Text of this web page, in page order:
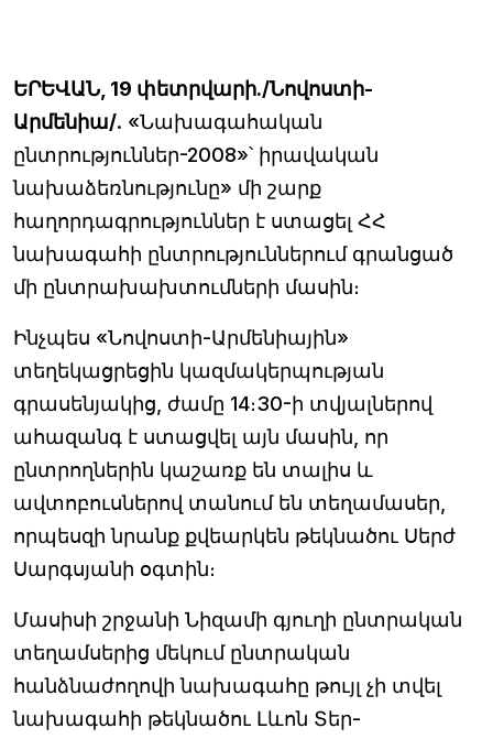
ԵՐԵՎԱՆ, 19 փետրվարի./Նովոստի-
Արմենիա/. «Նախագահական
ընտրություններ-2008»՝ իրավական
նախաձեռնությունը» մի շարք
հաղորդագրություններ է ստացել ՀՀ
նախագահի ընտրություններում գրանցած
մի ընտրախախտումների մասին։
Ինչպես «Նովոստի-Արմենիային»
տեղեկացրեցին կազմակերպության
գրասենյակից, ժամը 14։30-ի տվյալներով
ահազանգ է ստացվել այն մասին, որ
ընտրողներին կաշառք են տալիս և
ավտոբուսներով տանում են տեղամասեր,
որպեսզի նրանք քվեարկեն թեկնածու Սերժ
Սարգսյանի օգտին։
Մասիսի շրջանի Նիզամի գյուղի ընտրական
տեղամսերից մեկում ընտրական
հանձնաժողովի նախագահը թույլ չի տվել
նախագահի թեկնածու Լևոն Տեր-